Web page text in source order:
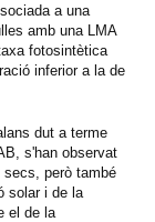
a una
amb una LMA
fotosintètica
inferior a la de
dut a terme
s'han observat
però també
solar i de la
el de la